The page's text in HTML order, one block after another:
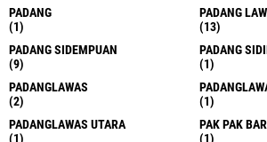
PADANG
(1)
PADANG
(13)
PADANG SIDEMPUAN
(9)
PADANG
(1)
PADANGLAWAS
(2)
(1)
PADANGLAWAS UTARA
(1)
PAK PAK
(1)